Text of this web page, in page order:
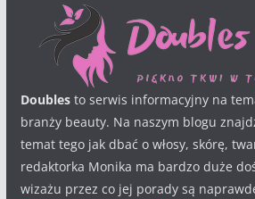
Doublesto serwis informacyjny na
branży beauty. Na naszym blogu
temat tego jak dbać o włosy, skórę,
redaktorka Monika ma bardzo duże
wizażu przez co jej porady są